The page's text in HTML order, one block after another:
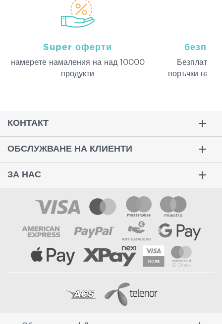
Super оферти
намерeте намаления на над 10000
продукти
Безплатна
поръчки над
КОНТАКТ
ОБСЛУЖВАНЕ НА КЛИЕНТИ
ЗА НАС